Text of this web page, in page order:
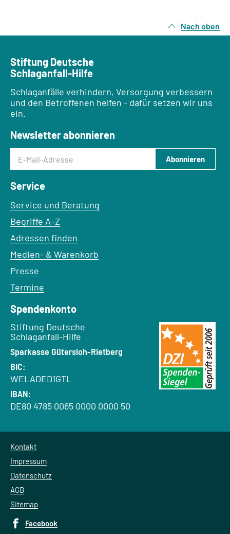
Nach oben
Stiftung Deutsche
Schlaganfall-Hilfe
Schlaganfälle verhindern, Versorgung verbessern
und den Betroffenen helfen - dafür setzen wir uns
ein.
Newsletter abonnieren
E-Mail-Adresse
Abonnieren
Service
Service und Beratung
Begriffe A–Z
Adressen finden
Medien- & Warenkorb
Presse
Termine
Spendenkonto
Empfänger:
Stiftung Deutsche
Schlaganfall-Hilfe
Bank:
Sparkasse Gütersloh-Rietberg
BIC:
WELADED1GTL
IBAN:
DE80 4785 0065 0000 0000 50
Kontakt
Impressum
Datenschutz
AGB
Sitemap
Facebook